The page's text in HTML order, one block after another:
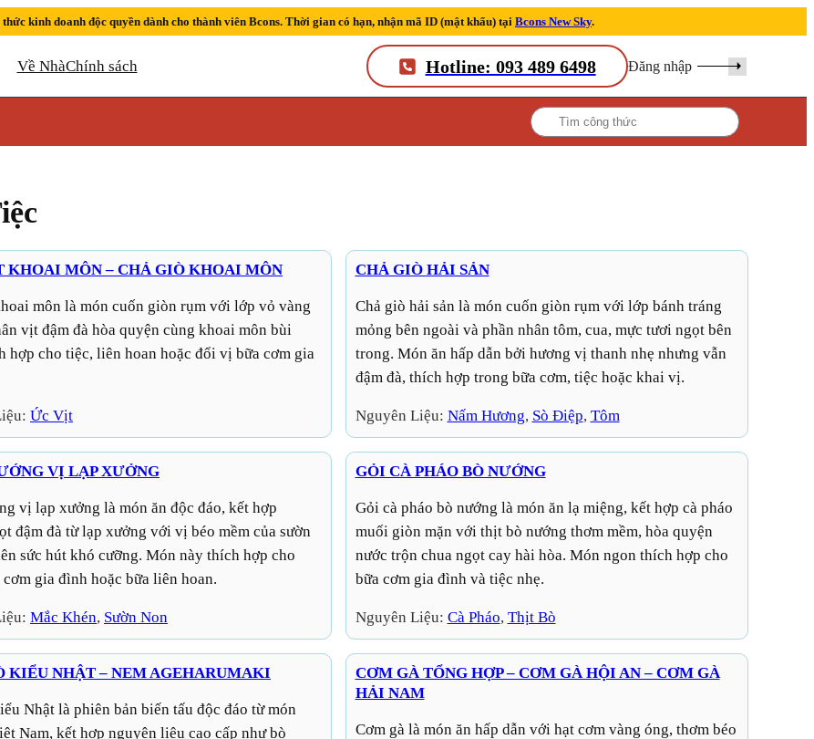
kinh doanh độc quyền dành cho thành viên Bcons. Thời gian có hạn, nhận mã ID (mật khẩu) tại Bcons New Sky.
Về NhàChính sách Hotline: 093 489 6498 Đăng nhập
KHOAI MÔN – CHẢ GIÒ KHOAI MÔN
vịt đậm đà hòa quyện cùng khoai môn bùi
hợp cho tiệc, liên hoan hoặc đổi vị bữa cơm gia
Ức Vịt
CHẢ GIÒ HẢI SẢN
Chả giò hải sản là món cuốn giòn rụm với lớp bánh tráng
mỏng bên ngoài và phần nhân tôm, cua, mực tươi ngọt bên
trong. Món ăn hấp dẫn bởi hương vị thanh nhẹ nhưng vẫn
đậm đà, thích hợp trong bữa cơm, tiệc hoặc khai vị.
Nguyên Liệu: Nấm Hương, Sò Điệp, Tôm
VỊ LẠP XƯỞNG
đậm đà từ lạp xưởng với vị béo mềm của sườn
sức hút khó cưỡng. Món này thích hợp cho
gia đình hoặc bữa liên hoan.
Mắc Khén, Sườn Non
GỎI CÀ PHÁO BÒ NƯỚNG
Gỏi cà pháo bò nướng là món ăn lạ miệng, kết hợp cà pháo
muối giòn mặn với thịt bò nướng thơm mềm, hòa quyện
nước trộn chua ngọt cay hài hòa. Món ngon thích hợp cho
bữa cơm gia đình và tiệc nhẹ.
Nguyên Liệu: Cà Pháo, Thịt Bò
KIỂU NHẬT – NEM AGEHARUMAKI
Nam, kết hợp nguyên liệu cao cấp như bò
CƠM GÀ TỔNG HỢP – CƠM GÀ HỘI AN – CƠM GÀ
HẢI NAM
Cơm gà là món ăn hấp dẫn với hạt cơm vàng óng, thơm béo